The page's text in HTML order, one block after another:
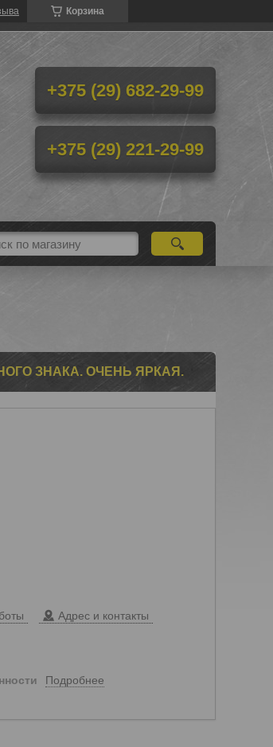
Корзина
+375 (29) 682-29-99
+375 (29) 221-29-99
ЗНАКА. ОЧЕНЬ ЯРКАЯ.
Адрес и контакты
Подробнее